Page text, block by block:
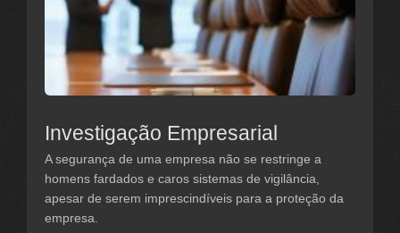
Investigação Empresarial
A segurança de uma empresa não se restringe a
homens fardados e caros sistemas de vigilância,
apesar de serem imprescindíveis para a proteção da
empresa.